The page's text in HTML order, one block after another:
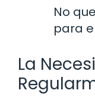
No
para
La